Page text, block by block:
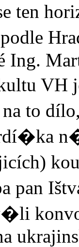
ten
Ing.
to
pan